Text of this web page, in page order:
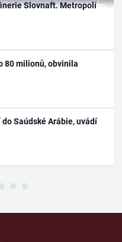
Slovnaft. Metropolí
80 milionů, obvinila
Saúdské Arábie, uvádí